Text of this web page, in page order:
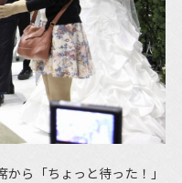
ら「ちょっと待った！」